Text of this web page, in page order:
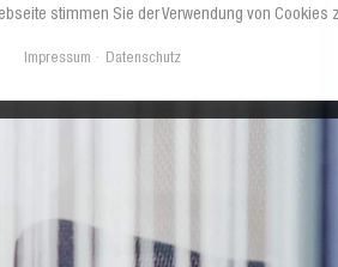
stimmen Sie der Verwendung von Cookies
Impressum Datenschutz